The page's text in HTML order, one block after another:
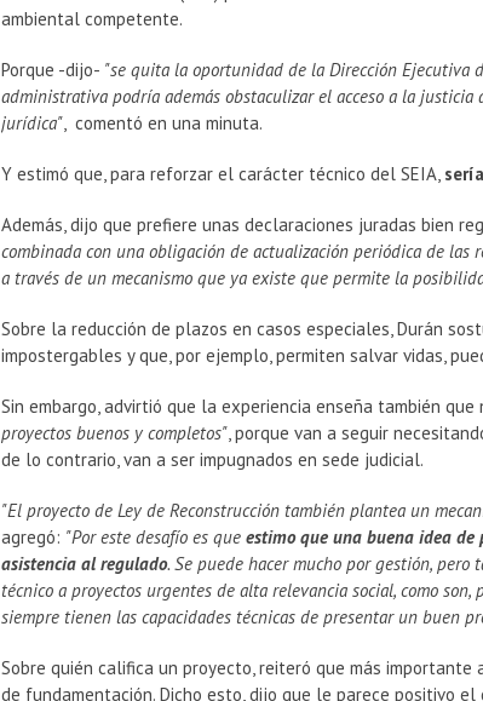
ambiental competente.
Porque -dijo- "se quita la oportunidad de la Dirección Ejecutiva
administrativa podría además obstaculizar el acceso a la
jurídica", comentó en una minuta.
Y estimó que, para reforzar el carácter técnico del SEIA,
Además, dijo que prefiere unas declaraciones juradas bien
combinada con una obligación de actualización periódica de las
a través de un mecanismo que ya existe que permite la
Sobre la reducción de plazos en casos especiales, Durán
impostergables y que, por ejemplo, permiten salvar vidas,
Sin embargo, advirtió que la experiencia enseña también
proyectos buenos y completos", porque van a seguir
de lo contrario, van a ser impugnados en sede judicial.
"El proyecto de Ley de Reconstrucción también plantea un
agregó: "Por este desafío es queestimo que una buena idea
asistencia al regulado. Se puede hacer mucho por gestión,
técnico a proyectos urgentes de alta relevancia social, como
siempre tienen las capacidades técnicas de presentar un buen
Sobre quién califica un proyecto, reiteró que más
de fundamentación. Dicho esto, dijo que le parece positivo